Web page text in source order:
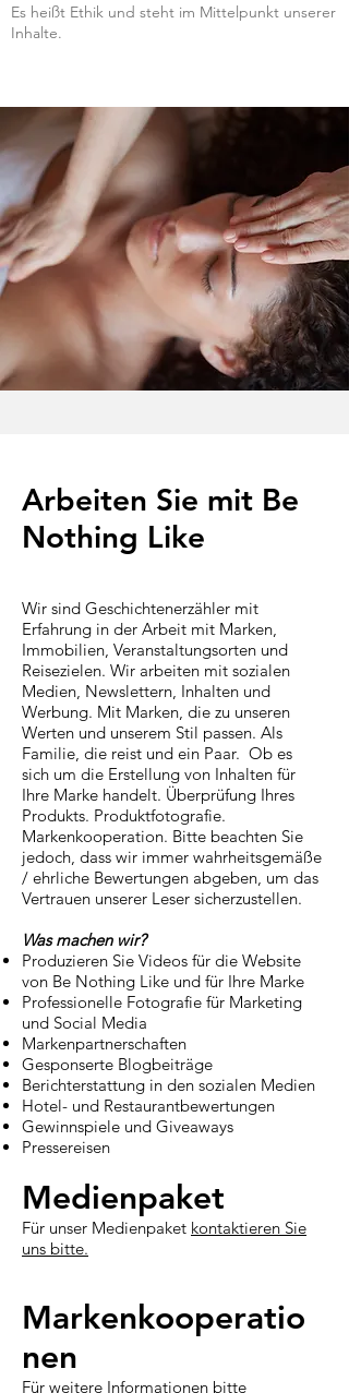
Es heißt Ethik und steht im Mittelpunkt unserer
Inhalte.
Arbeiten Sie mit Be
Nothing Like
Wir sind Geschichtenerzähler mit
Erfahrung in der Arbeit mit Marken,
Immobilien, Veranstaltungsorten und
Reisezielen. Wir arbeiten mit sozialen
Medien, Newslettern, Inhalten und
Werbung. Mit Marken, die zu unseren
Werten und unserem Stil passen. Als
Familie, die reist und ein Paar. Ob es
sich um die Erstellung von Inhalten für
Ihre Marke handelt. Überprüfung Ihres
Produkts. Produktfotografie.
Markenkooperation. Bitte beachten Sie
jedoch, dass wir immer wahrheitsgemäße
/ ehrliche Bewertungen abgeben, um das
Vertrauen unserer Leser sicherzustellen.
Was machen wir?
Produzieren Sie Videos für die Website
von Be Nothing Like und für Ihre Marke
Professionelle Fotografie für Marketing
und Social Media
Markenpartnerschaften
Gesponserte Blogbeiträge
Berichterstattung in den sozialen Medien
Hotel- und Restaurantbewertungen
Gewinnspiele und Giveaways
Pressereisen
Medienpaket
Für unser Medienpaket kontaktieren Sie
uns bitte.
Markenkooperatio
nen
Für weitere Informationen bitte